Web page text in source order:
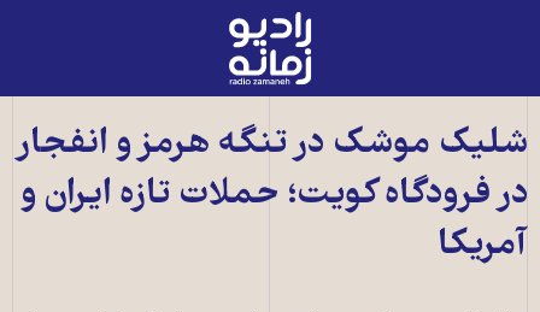
رادیو
زمانه
صفحه
اصلی
شلیک موشک در تنگه هرمز و انفجار
در فرودگاه کویت؛ حملات تازه ایران و
آمریکا